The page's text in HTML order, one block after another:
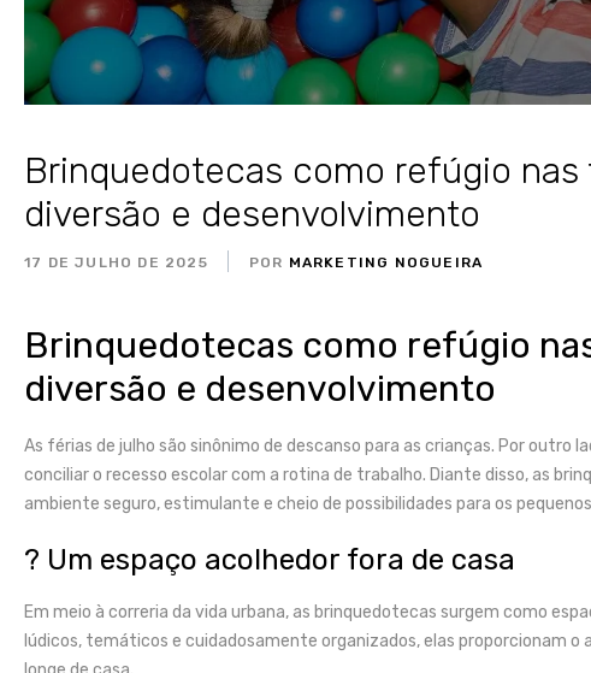
Brinquedotecas como refúgio
diversão e desenvolvimento
17 DE JULHO DE 2025 POR MARKETING NOGUEIRA
Brinquedotecas como refúgio
diversão e desenvolvimento
As férias de julho são sinônimo de descanso para as crianças. Por
conciliar o recesso escolar com a rotina de trabalho. Diante disso, as
ambiente seguro, estimulante e cheio de possibilidades para os
? Um espaço acolhedor fora de casa
Em meio à correria da vida urbana, as brinquedotecas surgem como
lúdicos, temáticos e cuidadosamente organizados, elas proporcionam